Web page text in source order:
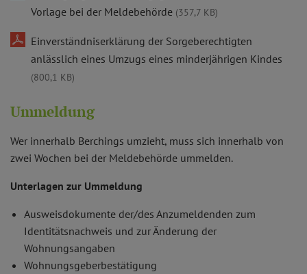
Vorlage bei der Meldebehörde (357,7 KB)
Einverständniserklärung der Sorgeberechtigten
anlässlich eines Umzugs eines minderjährigen Kindes
(800,1 KB)
Ummeldung
Wer innerhalb Berchings umzieht, muss sich innerhalb von
zwei Wochen bei der Meldebehörde ummelden.
Unterlagen zur Ummeldung
Ausweisdokumente der/des Anzumeldenden zum
Identitätsnachweis und zur Änderung der
Wohnungsangaben
Wohnungsgeberbestätigung